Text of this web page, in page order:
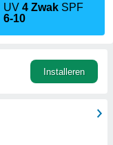
UV4 Zwak SPF
6-10
Installeren